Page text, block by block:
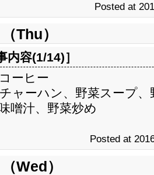
Posted at
Thu）
内容(1/14)］
ーヒー
ャーハン、野菜スープ、
噌汁、野菜炒め
Posted at
Wed）